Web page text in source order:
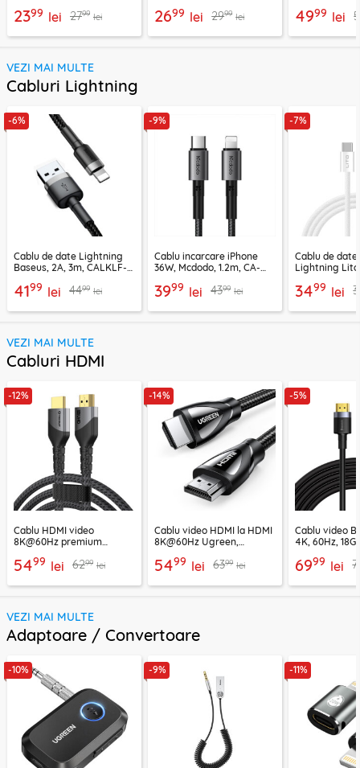
2399 lei 2799 lei 2699 lei 2999 lei 4999 lei
VEZI MAI MULTE
Cabluri Lightning
-6%
Cablu de date Lightning
Baseus, 2A, 3m, CALKLF-
4199 lei 4499 lei
-9%
Cablu incarcare iPhone
36W, Mcdodo, 1.2m, CA-
3999 lei 4399 lei
-7%
Cablu de date
Lightning
3499 lei
VEZI MAI MULTE
Cabluri HDMI
-12%
Cablu HDMI video
8K@60Hz premium
2m
5499 lei 6299 lei
-14%
Cablu video HDMI la HDMI
8K@60Hz Ugreen,
5499 lei 6399 lei
-5%
Cablu video
4K, 60Hz,
6999 lei
VEZI MAI MULTE
Adaptoare / Convertoare
-10% -9% -11%